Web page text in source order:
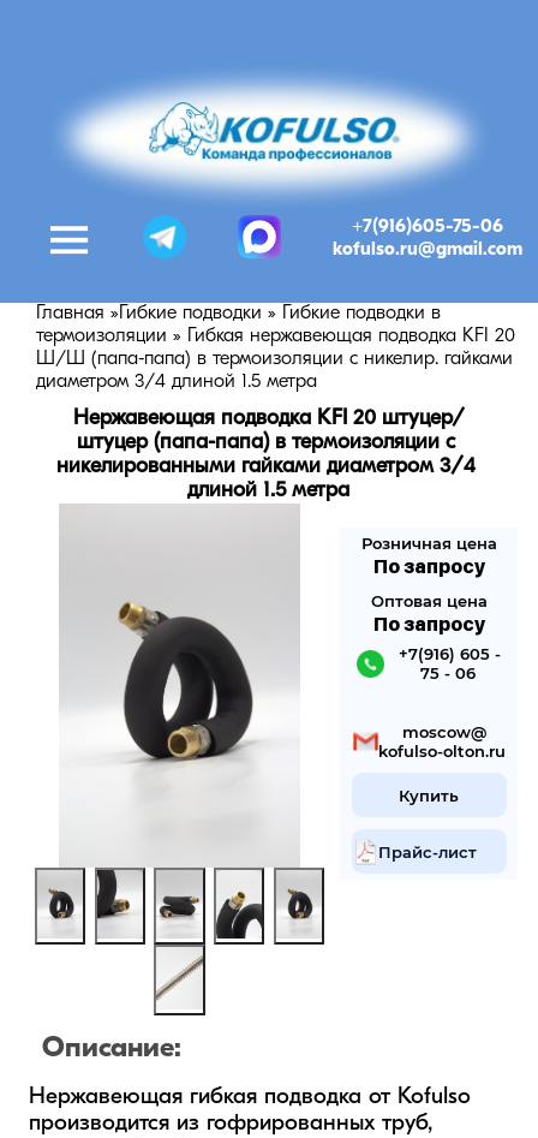
+7(916)605-75-06
kofulso.ru@gmail.com
Главная » Гибкие подводки »
Гибкие подводки в
термоизоляции »
Гибкая нержавеющая подводка KFI 20
Ш/Ш (папа-папа) в термоизоляции с никелир. гайками
диаметром 3/4 длиной 1.5 метра
Нержавеющая подводка KFI 20 штуцер/
штуцер (папа-папа) в термоизоляции с
никелированными гайками диаметром 3/4
длиной 1.5 метра
Розничная цена
По запросу
Оптовая цена
По запросу
+7(916) 605 -
75 - 06
mosсow@
kofulso-olton.ru
Купить
Прайс-лист
Описание:
Нержавеющая гибкая подводка от Kofulso
производится из гофрированных труб,